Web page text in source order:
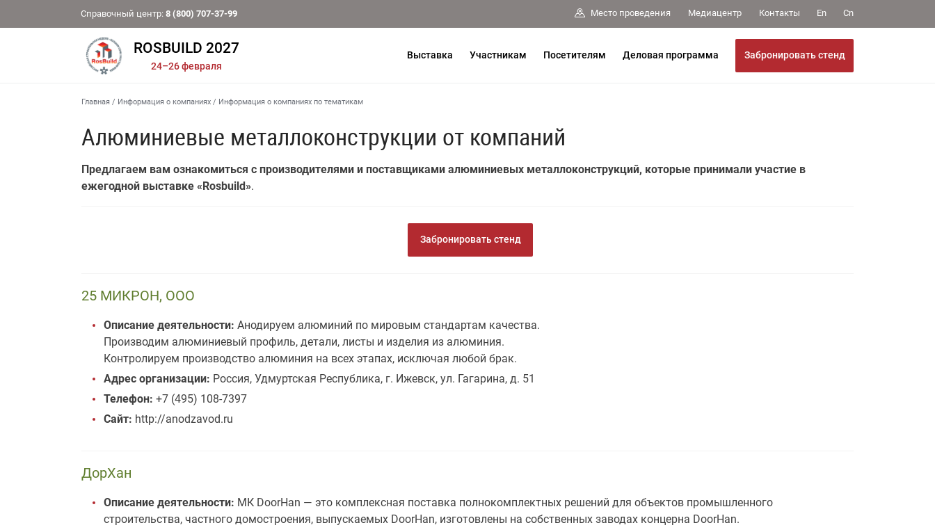
Справочный центр: 8 (800) 707-37-99 Место проведения Медиацентр Контакты En Cn
ROSBUILD 2027
24–26 февраля
Выставка Участникам Посетителям Деловая программа Забронировать стенд
Главная / Информация о компаниях / Информация о компаниях по тематикам
Алюминиевые металлоконструкции от компаний
Предлагаем вам ознакомиться с производителями и поставщиками алюминиевых металлоконструкций, которые принимали участие в
ежегодной выставке «Rosbuild».
Забронировать стенд
25 МИКРОН, ООО
Описание деятельности: Анодируем алюминий по мировым стандартам качества.
Производим алюминиевый профиль, детали, листы и изделия из алюминия.
Контролируем производство алюминия на всех этапах, исключая любой брак.
Адрес организации: Россия, Удмуртская Республика, г. Ижевск, ул. Гагарина, д. 51
Телефон: +7 (495) 108-7397
Сайт: http://anodzavod.ru
ДорХан
Описание деятельности: МК DoorHan — это комплексная поставка полнокомплектных решений для объектов промышленного
строительства, частного домостроения, выпускаемых DoorHan, изготовлены на собственных заводах концерна DoorHan.